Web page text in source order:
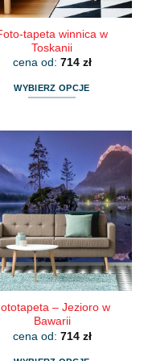
produktu
tapeta winnica w
Toskanii
cena od: 714 zł
WYBIERZ OPCJE
wiele
wariantów.
Opcje
można
wybrać
na
stronie
produktu
– Jezioro w
Bawarii
cena od: 714 zł